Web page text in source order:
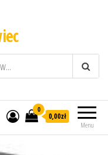
Menu
0
0,00zł